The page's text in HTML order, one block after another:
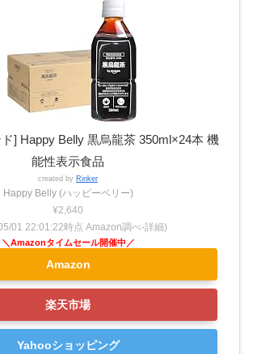
] Happy Belly 黒烏龍茶 350ml×24本 機
能性表示食品
created by Rinker
Happy Belly (ハッピーベリー)
¥2,640
01 22:01:22時点 Amazon調べ-詳細)
Amazon
楽天市場
Yahooショッピング